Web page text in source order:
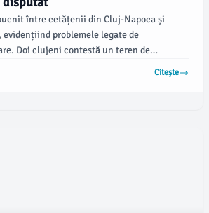
între cetățenii din Cluj-Napoca și
problemele legate de
Doi clujeni contestă un teren de
pătrați situat pe strada Măcinului, iar
municipalitatea să revină asupra
Citește